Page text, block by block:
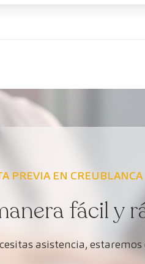
PREVIA EN CREUBLANCA
fácil y
asistencia,